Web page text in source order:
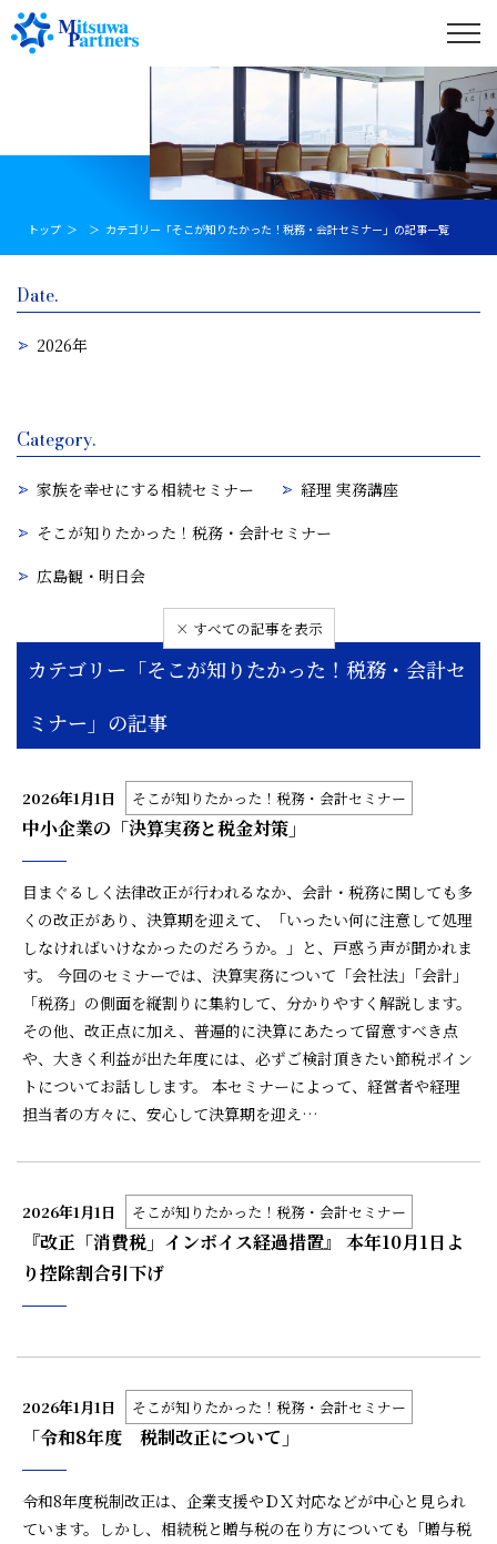
トップ カテゴリー「そこが知りたかった！税務・会計セミナー」の記事一覧
カテゴリー「そこが知りたかった！税務・会計セ
ミナー」の記事
2026年1月1日 そこが知りたかった！税務・会計セミナー
中小企業の「決算実務と税金対策」
目まぐるしく法律改正が行われるなか、会計・税務に関しても多
くの改正があり、決算期を迎えて、「いったい何に注意して処理
しなければいけなかったのだろうか。」と、戸惑う声が聞かれま
す。 今回のセミナーでは、決算実務について「会社法｣「会計」
「税務」の側面を縦割りに集約して、分かりやすく解説します。
その他、改正点に加え、普遍的に決算にあたって留意すべき点
や、大きく利益が出た年度には、必ずご検討頂きたい節税ポイン
トについてお話しします。 本セミナーによって、経営者や経理
担当者の方々に、安心して決算期を迎え…
2026年1月1日 そこが知りたかった！税務・会計セミナー
『改正「消費税」インボイス経過措置』 本年10月1日よ
り控除割合引下げ
2026年1月1日 そこが知りたかった！税務・会計セミナー
「令和8年度 税制改正について」
令和8年度税制改正は、企業支援やＤＸ対応などが中心と見られ
ています。しかし、相続税と贈与税の在り方についても「贈与税
Date.
2026年
Category.
家族を幸せにする相続セミナー
経理 実務講座
そこが知りたかった！税務・会計セミナー
広島観・明日会
× すべての記事を表示